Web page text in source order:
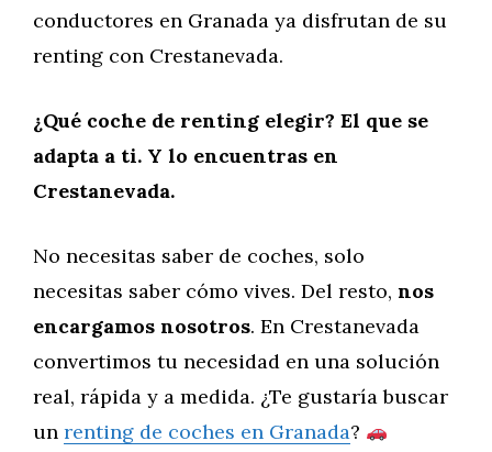
conductores en Granada ya disfrutan de su
renting con Crestanevada.
¿Qué coche de renting elegir? El que se
adapta a ti. Y lo encuentras en
Crestanevada.
No necesitas saber de coches, solo
necesitas saber cómo vives. Del resto, nos
encargamos nosotros. En Crestanevada
convertimos tu necesidad en una solución
real, rápida y a medida. ¿Te gustaría buscar
un renting de coches en Granada?